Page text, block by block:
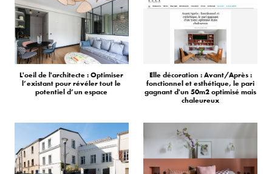
L'oeil de l'architecte : Optimiser
l’existant pour révéler tout le
potentiel d’un espace
Elle décoration : Avant/Après :
fonctionnel et esthétique, le pari
gagnant d'un 50m2 optimisé mais
chaleureux